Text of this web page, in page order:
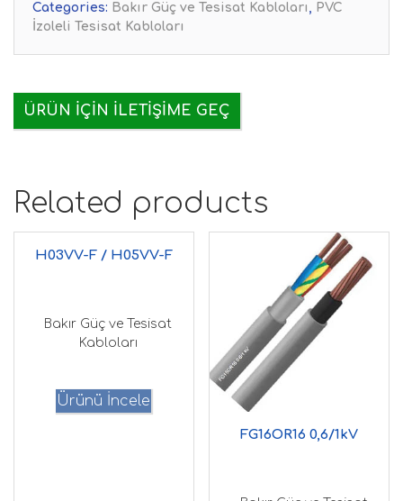
Categories: Bakır Güç ve Tesisat Kabloları , PVC
İzoleli Tesisat Kabloları
ÜRÜN IÇIN İLETIŞIME GEÇ
Related products
H03VV-F / H05VV-F
Bakır Güç ve Tesisat
Kabloları
Ürünü İncele
FG16OR16 0,6/1kV